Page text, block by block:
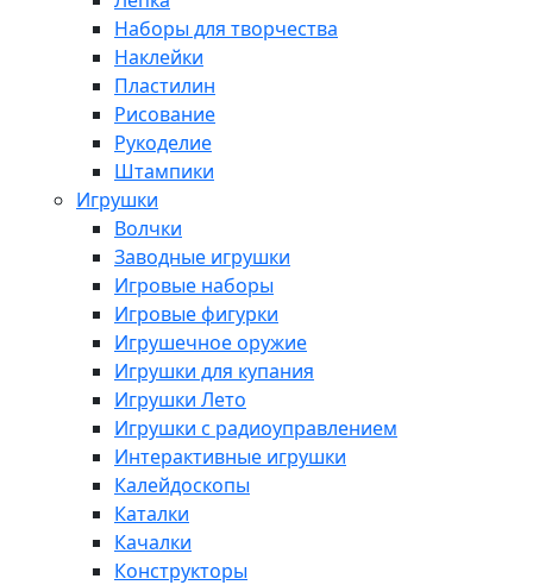
Наборы для творчества
Наклейки
Пластилин
Рисование
Рукоделие
Штампики
Игрушки
Волчки
Заводные игрушки
Игровые наборы
Игровые фигурки
Игрушечное оружие
Игрушки для купания
Игрушки Лето
Игрушки с радиоуправлением
Интерактивные игрушки
Калейдоскопы
Каталки
Качалки
Конструкторы